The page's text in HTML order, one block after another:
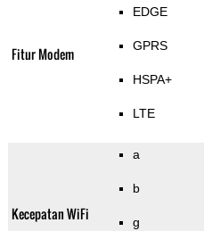
Fitur Modem
EDGE
GPRS
HSPA+
LTE
Kecepatan WiFi
a
b
g